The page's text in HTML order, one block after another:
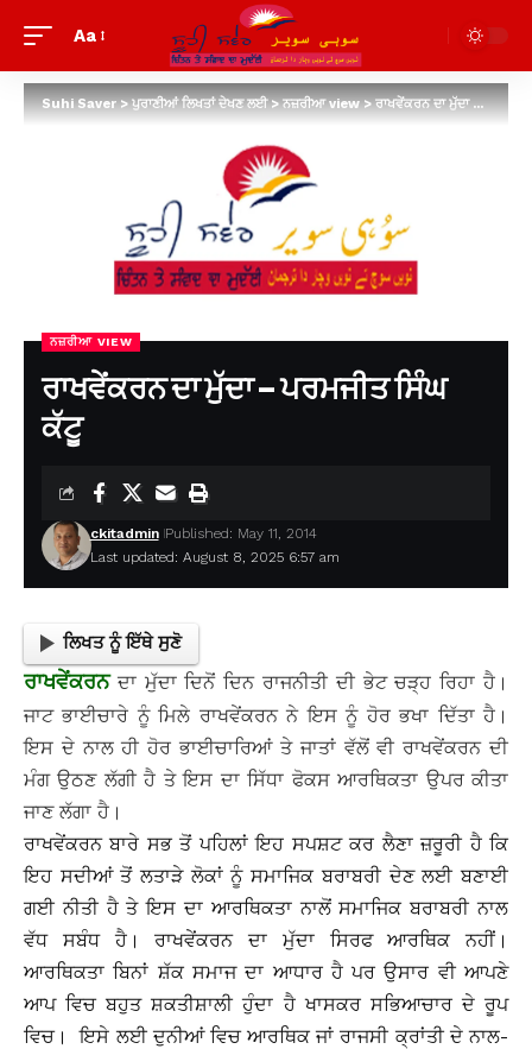
Aa
Suhi Saver>ਪੁਰਾਣੀਆਂ ਲਿਖਤਾਂ ਦੇਖਣ ਲਈ>ਨਜ਼ਰੀਆ view>ਰਾਖਵੇਂਕਰਨ ਦਾ ਮੁੱਦਾ – ਪਰਮਜੀਤ ਸਿੰਘ ਕੱਟੂ
ਨਜ਼ਰੀਆ VIEW
ਰਾਖਵੇਂਕਰਨ ਦਾ ਮੁੱਦਾ – ਪਰਮਜੀਤ ਸਿੰਘ
ਕੱਟੂ
Last updated: August 8, 2025 6:57 am
ckitadmin Published: May 11, 2014
ਲਿਖਤ ਨੂੰ ਇੱਥੇ ਸੁਣੋ
ਰਾਖਵੇਂਕਰਨ ਦਾ ਮੁੱਦਾ ਦਿਨੋਂ ਦਿਨ ਰਾਜਨੀਤੀ ਦੀ ਭੇਟ ਚੜ੍ਹ ਰਿਹਾ ਹੈ।
ਜਾਟ ਭਾਈਚਾਰੇ ਨੂੰ ਮਿਲੇ ਰਾਖਵੇਂਕਰਨ ਨੇ ਇਸ ਨੂੰ ਹੋਰ ਭਖਾ ਦਿੱਤਾ ਹੈ।
ਇਸ ਦੇ ਨਾਲ ਹੀ ਹੋਰ ਭਾਈਚਾਰਿਆਂ ਤੇ ਜਾਤਾਂ ਵੱਲੋਂ ਵੀ ਰਾਖਵੇਂਕਰਨ ਦੀ
ਮੰਗ ਉਠਣ ਲੱਗੀ ਹੈ ਤੇ ਇਸ ਦਾ ਸਿੱਧਾ ਫੋਕਸ ਆਰਥਿਕਤਾ ਉਪਰ ਕੀਤਾ
ਜਾਣ ਲੱਗਾ ਹੈ।
ਰਾਖਵੇਂਕਰਨ ਬਾਰੇ ਸਭ ਤੋਂ ਪਹਿਲਾਂ ਇਹ ਸਪਸ਼ਟ ਕਰ ਲੈਣਾ ਜ਼ਰੂਰੀ ਹੈ ਕਿ
ਇਹ ਸਦੀਆਂ ਤੋਂ ਲਤਾੜੇ ਲੋਕਾਂ ਨੂੰ ਸਮਾਜਿਕ ਬਰਾਬਰੀ ਦੇਣ ਲਈ ਬਣਾਈ
ਗਈ ਨੀਤੀ ਹੈ ਤੇ ਇਸ ਦਾ ਆਰਥਿਕਤਾ ਨਾਲੋਂ ਸਮਾਜਿਕ ਬਰਾਬਰੀ ਨਾਲ
ਵੱਧ ਸਬੰਧ ਹੈ। ਰਾਖਵੇਂਕਰਨ ਦਾ ਮੁੱਦਾ ਸਿਰਫ ਆਰਥਿਕ ਨਹੀਂ।
ਆਰਥਿਕਤਾ ਬਿਨਾਂ ਸ਼ੱਕ ਸਮਾਜ ਦਾ ਆਧਾਰ ਹੈ ਪਰ ਉਸਾਰ ਵੀ ਆਪਣੇ
ਆਪ ਵਿਚ ਬਹੁਤ ਸ਼ਕਤੀਸ਼ਾਲੀ ਹੁੰਦਾ ਹੈ ਖਾਸਕਰ ਸਭਿਆਚਾਰ ਦੇ ਰੂਪ
ਵਿਚ। ਇਸੇ ਲਈ ਦੁਨੀਆਂ ਵਿਚ ਆਰਥਿਕ ਜਾਂ ਰਾਜਸੀ ਕ੍ਰਾਂਤੀ ਦੇ ਨਾਲ-